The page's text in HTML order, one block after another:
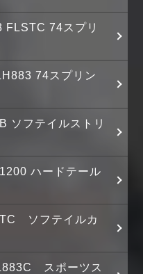
74スプリ
74スプリン
ソフテイルストリ
ハードテール
ソフテイルカ
スポーツス